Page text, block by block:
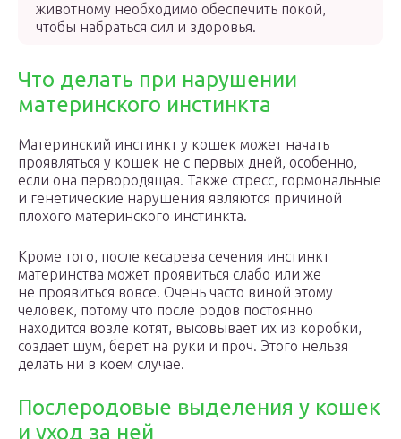
животному необходимо обеспечить покой,
чтобы набраться сил и здоровья.
Что делать при нарушении
материнского инстинкта
Материнский инстинкт у кошек может начать
проявляться у кошек не с первых дней, особенно,
если она первородящая. Также стресс, гормональные
и генетические нарушения являются причиной
плохого материнского инстинкта.
Кроме того, после кесарева сечения инстинкт
материнства может проявиться слабо или же
не проявиться вовсе. Очень часто виной этому
человек, потому что после родов постоянно
находится возле котят, высовывает их из коробки,
создает шум, берет на руки и проч. Этого нельзя
делать ни в коем случае.
Послеродовые выделения у кошек
и уход за ней